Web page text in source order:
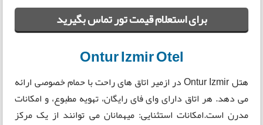
برای استعلام قیمت تور تماس بگیرید
Ontur Izmir Otel
هتل Ontur Izmir در ازمیر اتاق های راحت با حمام خصوصی ارائه
می دهد. هر اتاق دارای وای فای رایگان، تهویه مطبوع، و امکانات
مدرن است.امکانات استثنایی: میهمانان می توانند از یک مرکز